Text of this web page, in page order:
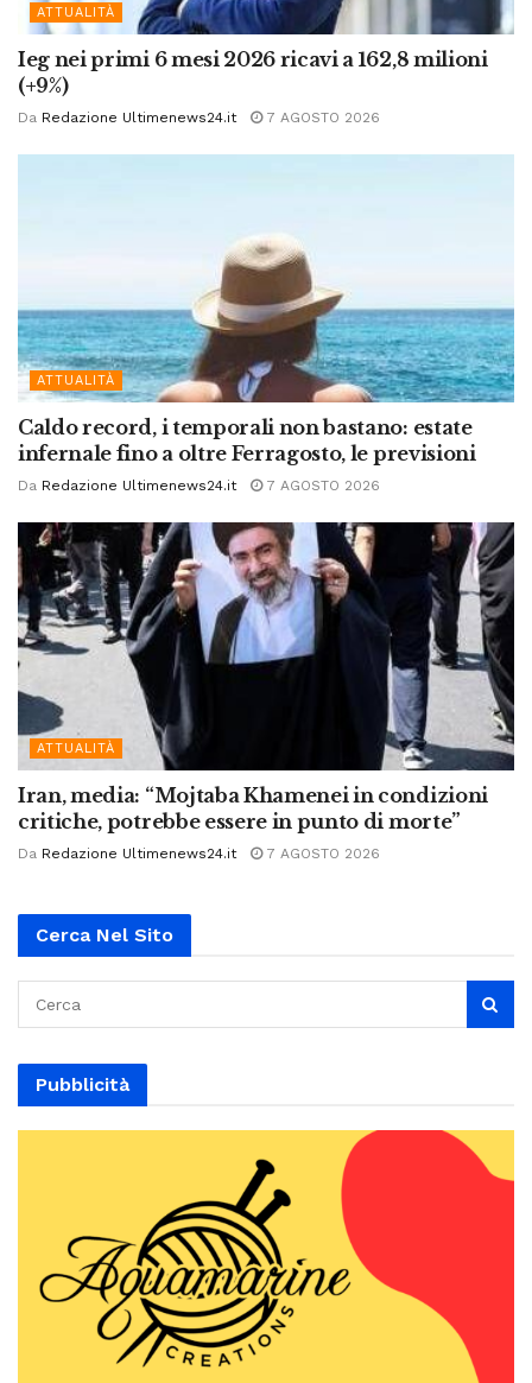
ATTUALITÀ
Ieg nei primi 6 mesi 2026 ricavi a 162,8 milioni
(+9%)
Da Redazione Ultimenews24.it 7 AGOSTO 2026
ATTUALITÀ
Caldo record, i temporali non bastano: estate
infernale fino a oltre Ferragosto, le previsioni
Da Redazione Ultimenews24.it 7 AGOSTO 2026
ATTUALITÀ
Iran, media: “Mojtaba Khamenei in condizioni
critiche, potrebbe essere in punto di morte”
Da Redazione Ultimenews24.it 7 AGOSTO 2026
Cerca Nel Sito
Pubblicità